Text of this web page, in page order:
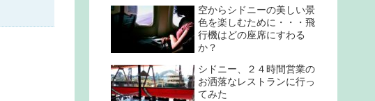
空からシドニーの美しい景
色を楽しむために・・・飛
行機はどの座席にすわる
か？
シドニー、２４時間営業の
お洒落なレストランに行っ
てみた